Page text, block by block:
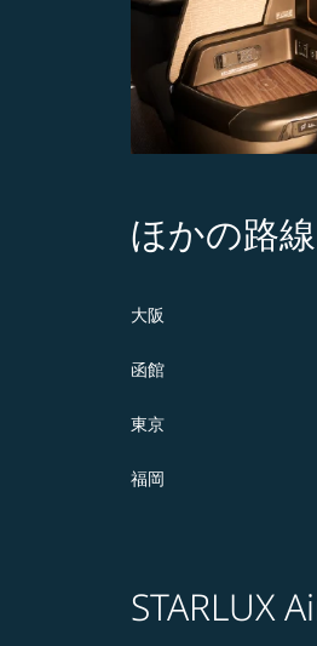
ほかの路
大阪
函館
東京
福岡
STARLUX